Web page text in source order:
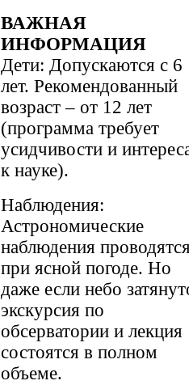
ВАЖНАЯ
ИНФОРМАЦИЯ
Дети: Допускаются с 6
лет. Рекомендованный
возраст – от 12 лет
(программа требует
усидчивости и
к науке).
Наблюдения:
Астрономические
наблюдения
при ясной погоде. Но
даже если небо
экскурсия по
обсерватории и лекция
состоятся в полном
объеме.